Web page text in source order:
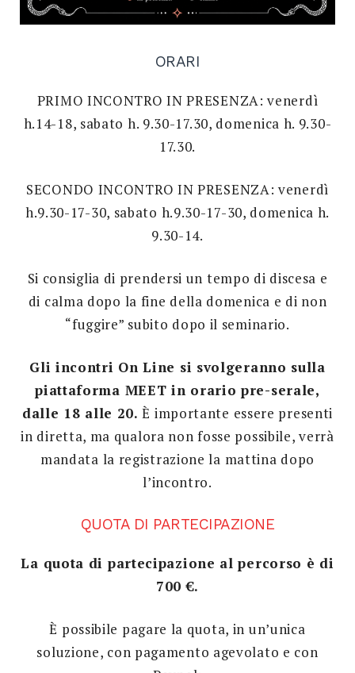
ORARI
PRIMO INCONTRO IN PRESENZA: venerdì
h.14-18, sabato h. 9.30-17.30, domenica h. 9.30-
17.30.
SECONDO INCONTRO IN PRESENZA: venerdì
h.9.30-17-30, sabato h.9.30-17-30, domenica h.
9.30-14.
Si consiglia di prendersi un tempo di discesa e
di calma dopo la fine della domenica e di non
“fuggire” subito dopo il seminario.
Gli incontri On Line si svolgeranno sulla
piattaforma MEET in orario pre-serale,
dalle 18 alle 20. È importante essere presenti
in diretta, ma qualora non fosse possibile, verrà
mandata la registrazione la mattina dopo
l’incontro.
QUOTA DI PARTECIPAZIONE
La quota di partecipazione al percorso è di
700 €.
È possibile pagare la quota, in un’unica
soluzione, con pagamento agevolato e con